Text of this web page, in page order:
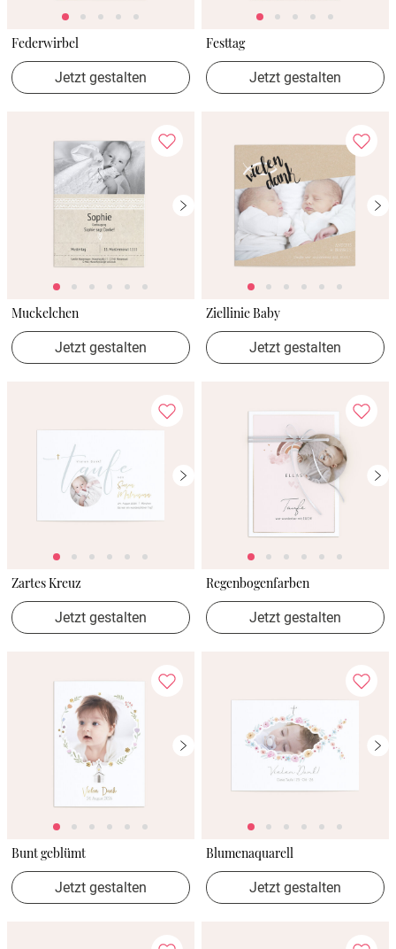
Federwirbel
Jetzt gestalten
Festtag
Jetzt gestalten
Muckelchen
Jetzt gestalten
Ziellinie Baby
Jetzt gestalten
Zartes Kreuz
Jetzt gestalten
Regenbogenfarben
Jetzt gestalten
Bunt geblümt
Jetzt gestalten
Blumenaquarell
Jetzt gestalten